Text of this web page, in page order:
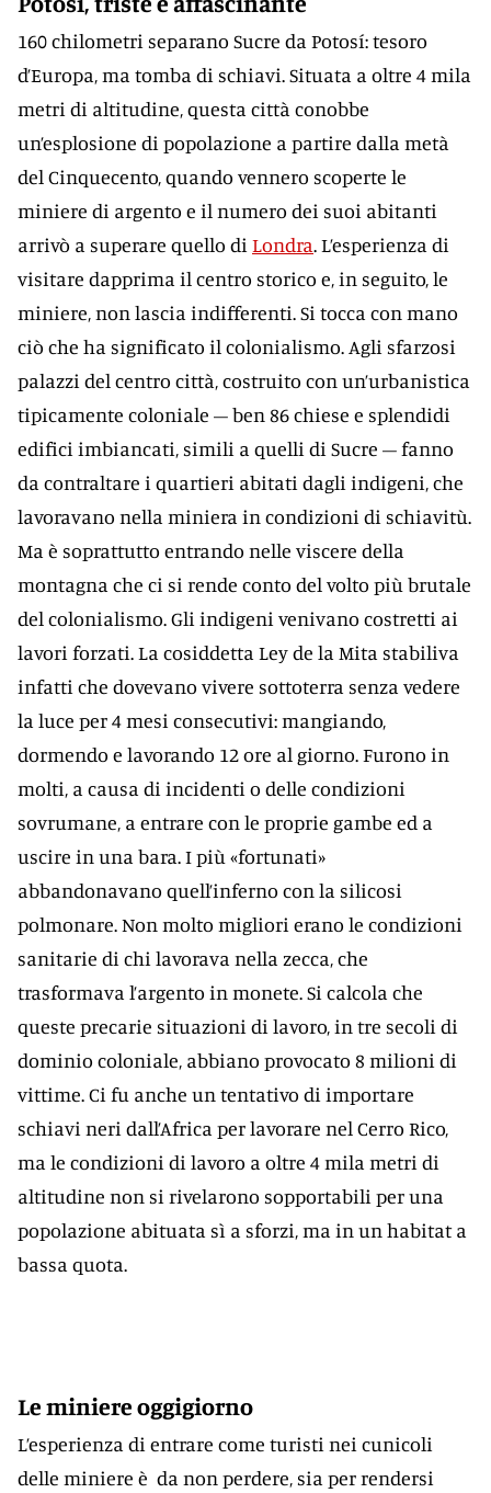
160 chilometri separano Sucre da Potosí: tesoro
d’Europa, ma tomba di schiavi. Situata a oltre 4 mila
metri di altitudine, questa città conobbe
un’esplosione di popolazione a partire dalla metà
del Cinquecento, quando vennero scoperte le
miniere di argento e il numero dei suoi abitanti
arrivò a superare quello di Londra. L’esperienza di
visitare dapprima il centro storico e, in seguito, le
miniere, non lascia indifferenti. Si tocca con mano
ciò che ha significato il colonialismo. Agli sfarzosi
palazzi del centro città, costruito con un’urbanistica
tipicamente coloniale – ben 86 chiese e splendidi
edifici imbiancati, simili a quelli di Sucre – fanno
da contraltare i quartieri abitati dagli indigeni, che
lavoravano nella miniera in condizioni di schiavitù.
Ma è soprattutto entrando nelle viscere della
montagna che ci si rende conto del volto più brutale
del colonialismo. Gli indigeni venivano costretti ai
lavori forzati. La cosiddetta Ley de la Mita stabiliva
infatti che dovevano vivere sottoterra senza vedere
la luce per 4 mesi consecutivi: mangiando,
dormendo e lavorando 12 ore al giorno. Furono in
molti, a causa di incidenti o delle condizioni
sovrumane, a entrare con le proprie gambe ed a
uscire in una bara. I più «fortunati»
abbandonavano quell’inferno con la silicosi
polmonare. Non molto migliori erano le condizioni
sanitarie di chi lavorava nella zecca, che
trasformava l’argento in monete. Si calcola che
queste precarie situazioni di lavoro, in tre secoli di
dominio coloniale, abbiano provocato 8 milioni di
vittime. Ci fu anche un tentativo di importare
schiavi neri dall’Africa per lavorare nel Cerro Rico,
ma le condizioni di lavoro a oltre 4 mila metri di
altitudine non si rivelarono sopportabili per una
popolazione abituata sì a sforzi, ma in un habitat a
bassa quota.
Le miniere oggigiorno
L’esperienza di entrare come turisti nei cunicoli
delle miniere è da non perdere, sia per rendersi